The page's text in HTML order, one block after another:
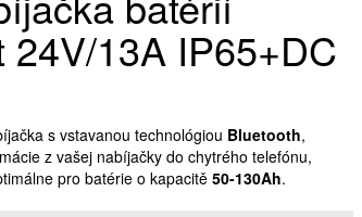
24V/13A IP65+DC
s vstavanou technológiou Bluetooth,
z vašej nabíjačky do chytrého telefónu,
pro batérie o kapacitě 50-130Ah.